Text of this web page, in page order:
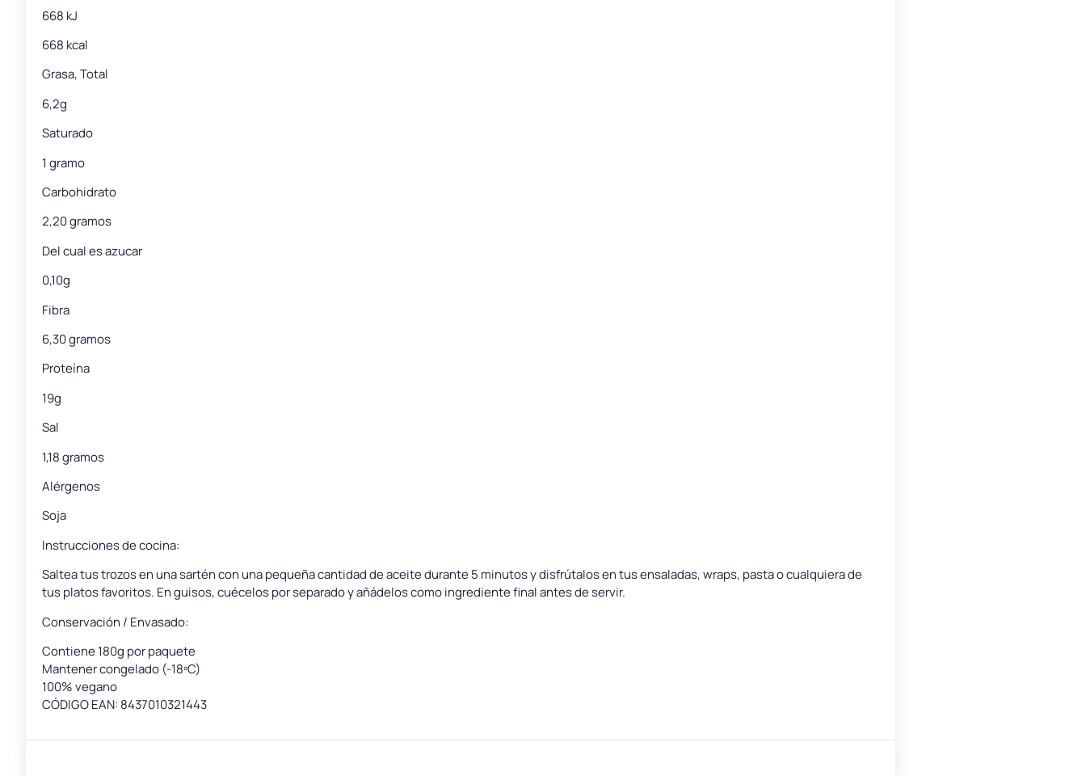
668 kJ
668 kcal
Grasa, Total
6,2g
Saturado
1 gramo
Carbohidrato
2,20 gramos
Del cual es azucar
0,10g
Fibra
6,30 gramos
Proteína
19g
Sal
1,18 gramos
Alérgenos
Soja
Instrucciones de cocina:
Saltea tus trozos en una sartén con una pequeña cantidad de aceite durante 5 minutos y disfrútalos en tus ensaladas, wraps, pasta o cualquiera de
tus platos favoritos. En guisos, cuécelos por separado y añádelos como ingrediente final antes de servir.
Conservación / Envasado:
Contiene 180g por paquete
Mantener congelado (-18ºC)
100% vegano
CÓDIGO EAN: 8437010321443